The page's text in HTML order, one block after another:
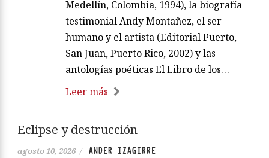
Medellín, Colombia, 1994), la biografía
testimonial Andy Montañez, el ser
humano y el artista (Editorial Puerto,
San Juan, Puerto Rico, 2002) y las
antologías poéticas El Libro de los…
Leer más
Eclipse y destrucción
agosto 10, 2026 / ANDER IZAGIRRE